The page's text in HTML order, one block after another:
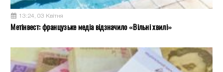
13:24, 03 Квітня
Метінвест: французьке медіа відзначило «Вільні хвилі»